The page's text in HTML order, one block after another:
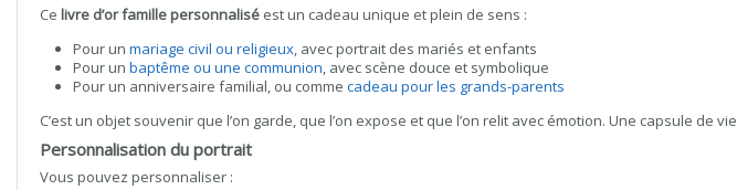
Ce livre d’or famille personnalisé est un cadeau unique et plein de sens :
Pour un mariage civil ou religieux, avec portrait des mariés et enfants
Pour un baptême ou une communion, avec scène douce et symbolique
Pour un anniversaire familial, ou comme cadeau pour les grands-parents
C’est un objet souvenir que l’on garde, que l’on expose et que l’on relit avec émotion. Une capsule de
Personnalisation du portrait
Vous pouvez personnaliser :